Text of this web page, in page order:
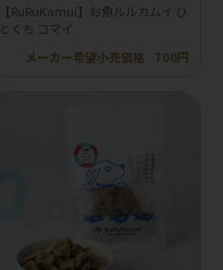
【RuRuKamui】お魚ルルカムイ ひ
とくち コマイ
メーカー希望小売価格
700円